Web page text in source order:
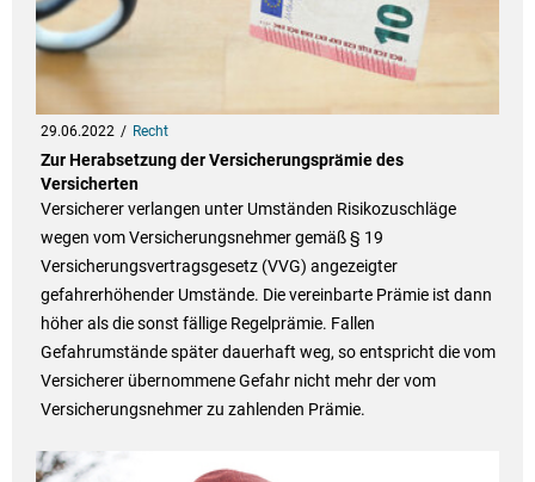
29.06.2022 Recht
Zur Herabsetzung der Versicherungsprämie des
Versicherten
Versicherer verlangen unter Umständen Risikozuschläge
wegen vom Versicherungsnehmer gemäß § 19
Versicherungsvertragsgesetz (VVG) angezeigter
gefahrerhöhender Umstände. Die vereinbarte Prämie ist dann
höher als die sonst fällige Regelprämie. Fallen
Gefahrumstände später dauerhaft weg, so entspricht die vom
Versicherer übernommene Gefahr nicht mehr der vom
Versicherungsnehmer zu zahlenden Prämie.